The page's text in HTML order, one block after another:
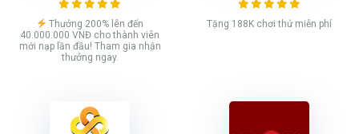
Thưởng 200% lên đến
40.000.000 VNĐ cho thành viên
mới nạp lần đầu! Tham gia nhận
thưởng ngay.
Tặng 188K chơi thử miễn phí